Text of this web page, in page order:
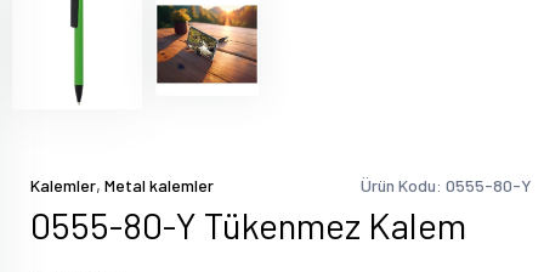
Kalemler, Metal kalemler Ürün Kodu: 0555-80-Y
0555-80-Y Tükenmez Kalem